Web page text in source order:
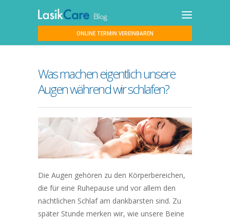
ONLINE TERMIN VEREINBAREN
Was machen eigentlich unsere
Augen während wir schlafen?
Die Augen gehören zu den Körperbereichen,
die für eine Ruhepause und vor allem den
nächtlichen Schlaf am dankbarsten sind. Zu
später Stunde merken wir, wie unsere Beine